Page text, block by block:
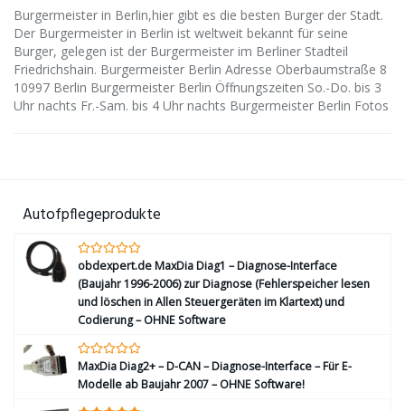
Burgermeister in Berlin,hier gibt es die besten Burger der Stadt.
Der Burgermeister in Berlin ist weltweit bekannt für seine
Burger, gelegen ist der Burgermeister im Berliner Stadteil
Friedrichshain. Burgermeister Berlin Adresse Oberbaumstraße 8
10997 Berlin Burgermeister Berlin Öffnungszeiten So.-Do. bis 3
Uhr nachts Fr.-Sam. bis 4 Uhr nachts Burgermeister Berlin Fotos
Autofpflegeprodukte
obdexpert.de MaxDia Diag1 – Diagnose-Interface
(Baujahr 1996-2006) zur Diagnose (Fehlerspeicher lesen
und löschen in Allen Steuergeräten im Klartext) und
Codierung – OHNE Software
MaxDia Diag2+ – D-CAN – Diagnose-Interface – Für E-
Modelle ab Baujahr 2007 – OHNE Software!